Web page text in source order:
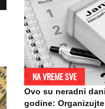
NA VREME SVE
Ovo su neradni
godine: